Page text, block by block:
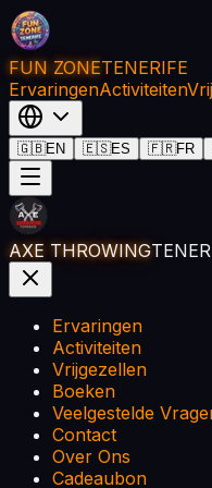
FUN ZONETENERIFE
ErvaringenActiviteiten
🇬🇧EN 🇪🇸ES 🇫🇷FR
AXE THROWING
Ervaringen
Activiteiten
Vrijgezellen
Boeken
Veelgestelde
Contact
Over Ons
Cadeaubon